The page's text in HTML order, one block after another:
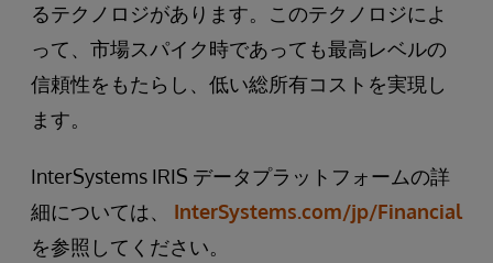
るテクノロジがあります。このテクノロジによ
って、市場スパイク時であっても最高レベルの
信頼性をもたらし、低い総所有コストを実現し
ます。
InterSystems IRIS データプラットフォームの詳
細については、 InterSystems.com/jp/Financial
を参照してください。